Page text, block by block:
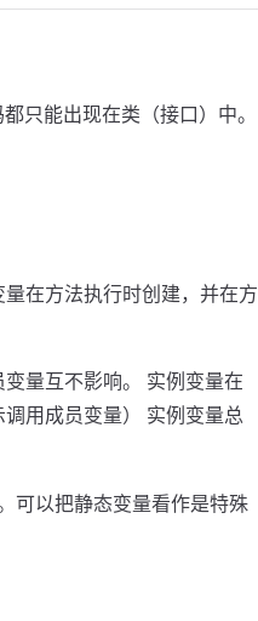
只能出现在类（接口）中。
在方法执行时创建，并在方
量互不影响。 实例变量在
调用成员变量） 实例变量总
可以把静态变量看作是特殊